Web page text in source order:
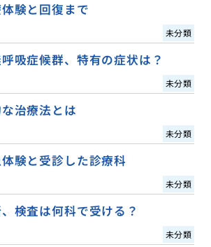
験と回復まで
未分類
吸症候群、特有の症状は？
未分類
治療法とは
未分類
験と受診した診療科
未分類
検査は何科で受ける？
未分類